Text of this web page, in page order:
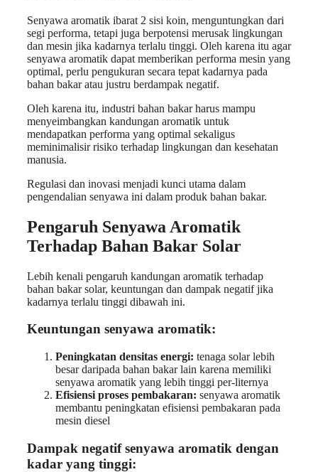
Senyawa aromatik ibarat 2 sisi koin, menguntungkan dari
segi performa, tetapi juga berpotensi merusak lingkungan
dan mesin jika kadarnya terlalu tinggi. Oleh karena itu agar
senyawa aromatik dapat memberikan performa mesin yang
optimal, perlu pengukuran secara tepat kadarnya pada
bahan bakar atau justru berdampak negatif.
Oleh karena itu, industri bahan bakar harus mampu
menyeimbangkan kandungan aromatik untuk
mendapatkan performa yang optimal sekaligus
meminimalisir risiko terhadap lingkungan dan kesehatan
manusia.
Regulasi dan inovasi menjadi kunci utama dalam
pengendalian senyawa ini dalam produk bahan bakar.
Pengaruh Senyawa Aromatik
Terhadap Bahan Bakar Solar
Lebih kenali pengaruh kandungan aromatik terhadap
bahan bakar solar, keuntungan dan dampak negatif jika
kadarnya terlalu tinggi dibawah ini.
Keuntungan senyawa aromatik:
Peningkatan densitas energi: tenaga solar lebih
besar daripada bahan bakar lain karena memiliki
senyawa aromatik yang lebih tinggi per-liternya
Efisiensi proses pembakaran: senyawa aromatik
membantu peningkatan efisiensi pembakaran pada
mesin diesel
Dampak negatif senyawa aromatik dengan
kadar yang tinggi: